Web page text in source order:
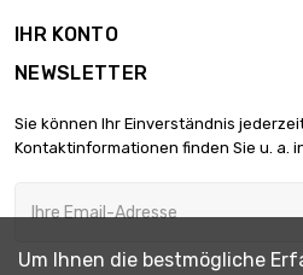
Länge : 0.5 Meter
Breite : 40mm
Dicke/Stärke : 1mm
IHR KONTO
NEWSLETTER
Sie können Ihr Einverständnis
Kontaktinformationen finden Sie u. a.
Um Ihnen die bestmögliche